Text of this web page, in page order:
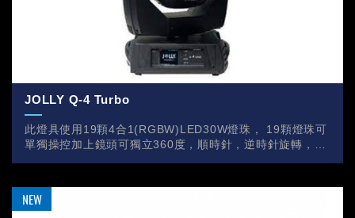
JOLLY Q-4 Turbo
此燈具使用19顆4合1(RGBW)LED30W燈珠， 19顆燈珠可
單獨操控加上鏡頭可獨立360度，順時針，逆時針旋轉，營